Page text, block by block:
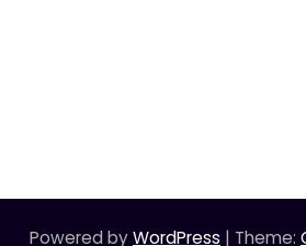
Powered byWordPress | Theme: